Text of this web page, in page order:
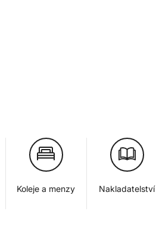
Koleje a menzy Nakladatelství